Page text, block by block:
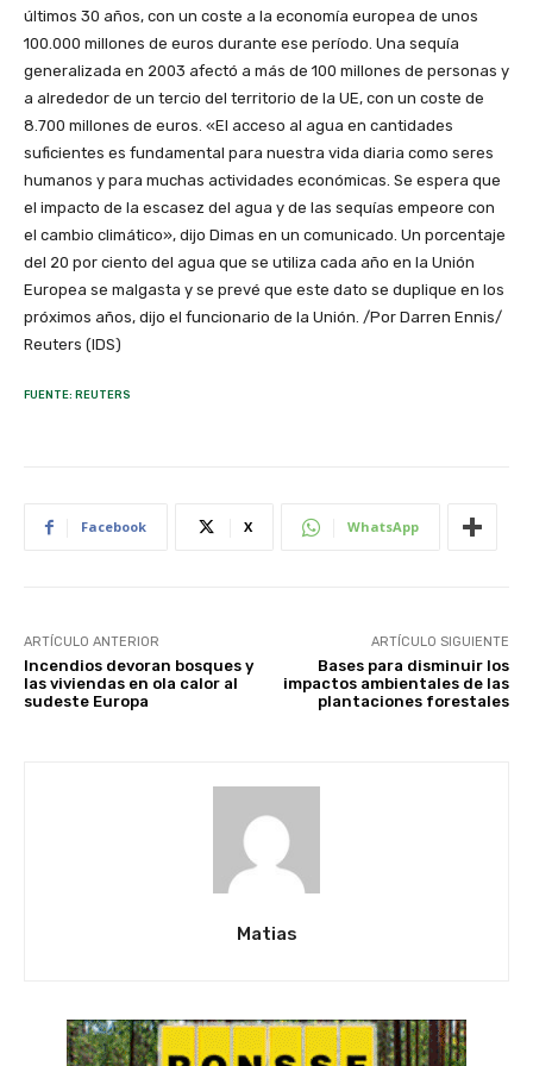
últimos 30 años, con un coste a la economía europea de unos
100.000 millones de euros durante ese período. Una sequía
generalizada en 2003 afectó a más de 100 millones de personas y
a alrededor de un tercio del territorio de la UE, con un coste de
8.700 millones de euros. «El acceso al agua en cantidades
suficientes es fundamental para nuestra vida diaria como seres
humanos y para muchas actividades económicas. Se espera que
el impacto de la escasez del agua y de las sequías empeore con
el cambio climático», dijo Dimas en un comunicado. Un porcentaje
del 20 por ciento del agua que se utiliza cada año en la Unión
Europea se malgasta y se prevé que este dato se duplique en los
próximos años, dijo el funcionario de la Unión. /Por Darren Ennis/
Reuters (IDS)
FUENTE: REUTERS
Facebook X WhatsApp
ARTÍCULO ANTERIOR
Incendios devoran bosques y
las viviendas en ola calor al
sudeste Europa
ARTÍCULO SIGUIENTE
Bases para disminuir los
impactos ambientales de las
plantaciones forestales
Matias